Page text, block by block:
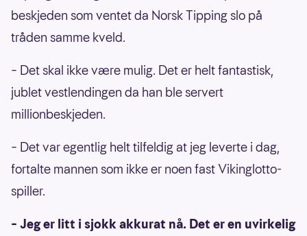
beskjeden som ventet da Norsk Tipping slo på
tråden samme kveld.
– Det skal ikke være mulig. Det er helt fantastisk,
jublet vestlendingen da han ble servert
millionbeskjeden.
– Det var egentlig helt tilfeldig at jeg leverte i dag,
fortalte mannen som ikke er noen fast Vikinglotto-
spiller.
– Jeg er litt i sjokk akkurat nå. Det er en uvirkelig